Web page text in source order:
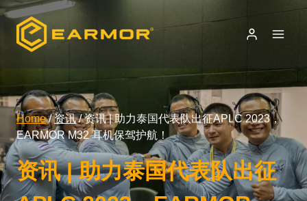
Skip
content
Home / 资讯 / 资讯 | 助力泰国代表队出征APLC 2023，
EARMOR M32 耳机保驾护航！
资讯 | 助力泰国代表队出征